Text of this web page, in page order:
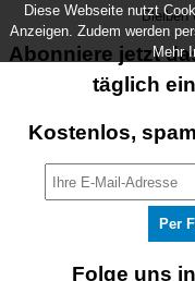
Bleiben
Abonniere jetzt
täglich
Kostenlos,
Per
Folge uns
Diese Webseite nutzt
Anzeigen. Zudem werden
Mehr